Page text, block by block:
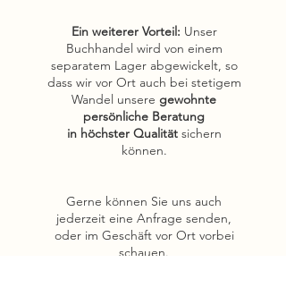
Ein weiterer Vorteil: Unser
Buchhandel wird von einem
separatem Lager abgewickelt, so
dass wir vor Ort auch bei stetigem
Wandel unsere gewohnte
persönliche Beratung
in höchster Qualitätsichern
können.
Gerne können Sie uns auch
jederzeit eine Anfrage senden,
oder im Geschäft vor Ort vorbei
schauen.